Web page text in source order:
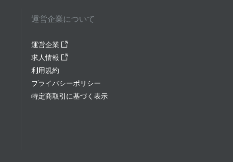
運営企業について
運営企業
求人情報
利用規約
プライバシーポリシー
特定商取引に基づく表示